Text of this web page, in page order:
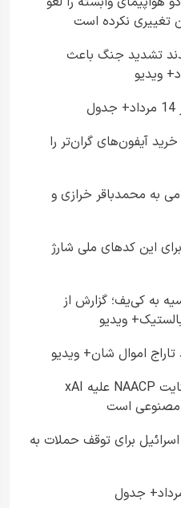
تغییری نکرده است
تشدید جنگ باعث
ویدیو
آیفون‌های گران‌تر را
به محمدباقر خرازی و
۱۴۰۵ از فردا برای این کدهای ملی شارژ
به کی‌یف؛ گزارش از
اموال شان+ ویدیو
وزارت دادگستری آمریکا: شکایت NAACP علیه xAI
مصنوعی است
برای توقف حملات به